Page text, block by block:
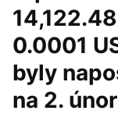
0.0001
byly
na 2.